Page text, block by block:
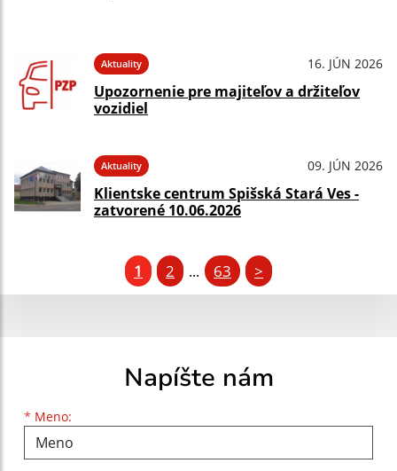
Aktuality 16. JÚN 2026
Upozornenie pre majiteľov a držiteľov
vozidiel
Aktuality 09. JÚN 2026
Klientske centrum Spišská Stará Ves -
zatvorené 10.06.2026
1 2 ... 63 >
Napíšte nám
* Meno:
Meno
Priezvisko
E-mailová adresa